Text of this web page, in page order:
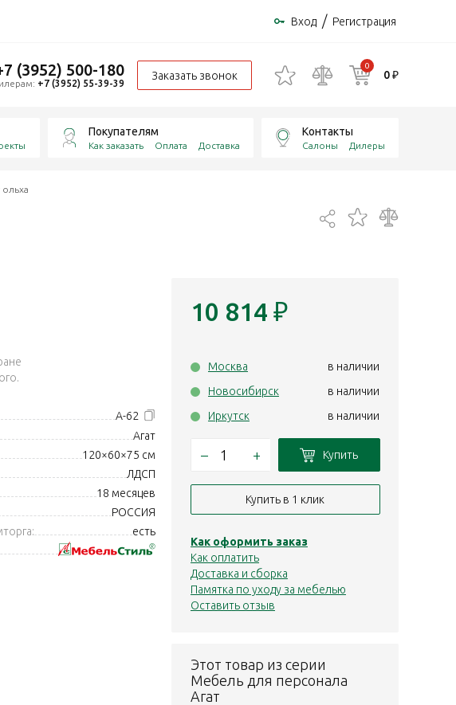
Вход / Регистрация
(3952) 500-180
+7 (3952) 55-39-39
Заказать звонок
0
0 ₽
Покупателям
Как заказать Оплата Доставка
Контакты
Салоны Дилеры
А-62
Агат
120×60×75 см
ЛДСП
18 месяцев
РОССИЯ
есть
10 814 ₽
Москва
в наличии
Новосибирск
в наличии
Иркутск
в наличии
– + Купить
Купить в 1 клик
Как оформить заказ
Как оплатить
Доставка и сборка
Памятка по уходу за мебелью
Оставить отзыв
Этот товар из серии
Мебель для персонала
Агат